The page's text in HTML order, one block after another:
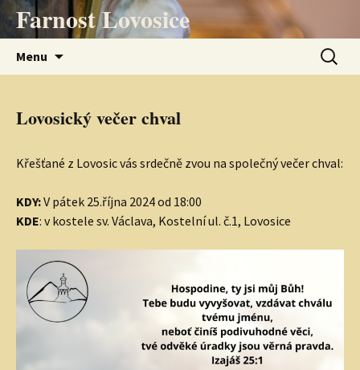
PřejítFarnost Lovosice
Menu
Lovosický večer chval
Křešťané z Lovosic vás srdečně zvou na společný večer chval:
KDY:V pátek 25.října 2024 od 18:00
KDE: v kostele sv. Václava, Kostelní ul. č.1, Lovosice